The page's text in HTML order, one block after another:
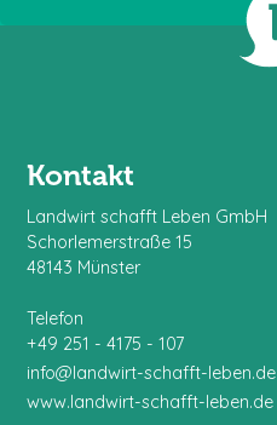
Kontakt
Landwirt schafft Leben GmbH
Schorlemerstraße 15
48143 Münster
Telefon
+49 251 - 4175 - 107
info@landwirt-schafft-leben.de
www.landwirt-schafft-leben.de